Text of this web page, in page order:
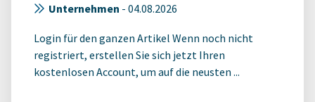
Unternehmen - 04.08.2026
Login für den ganzen Artikel Wenn noch nicht
registriert, erstellen Sie sich jetzt Ihren
kostenlosen Account, um auf die neusten ...